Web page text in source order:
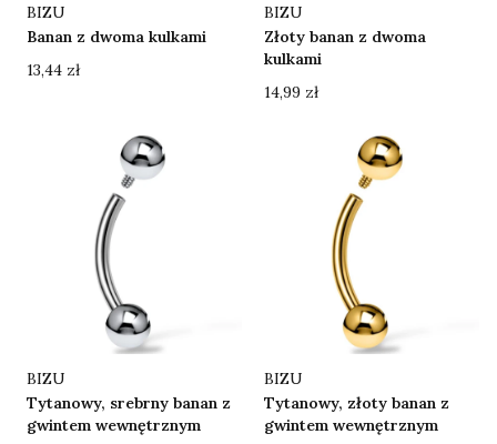
Banan z dwoma kulkami
Producent
BIZU
Cena
13,44 zł
Złoty banan z dwoma
kulkami
Producent
BIZU
Cena
14,99 zł
Tytanowy, srebrny banan z
gwintem wewnętrznym
Producent
BIZU
Tytanowy, złoty banan z
gwintem wewnętrznym
Producent
BIZU